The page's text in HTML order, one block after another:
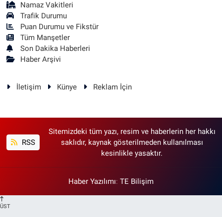
Namaz Vakitleri
Trafik Durumu
Puan Durumu ve Fikstür
Tüm Manşetler
Son Dakika Haberleri
Haber Arşivi
İletişim Künye Reklam İçin
RSS
Sitemizdeki tüm yazı, resim ve haberlerin her hakkı
saklıdır, kaynak gösterilmeden kullanılması
kesinlikle yasaktır.
Haber Yazılımı: TE Bilişim
ÜST